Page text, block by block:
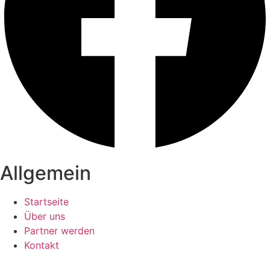
Allgemein
Startseite
Über uns
Partner werden
Kontakt